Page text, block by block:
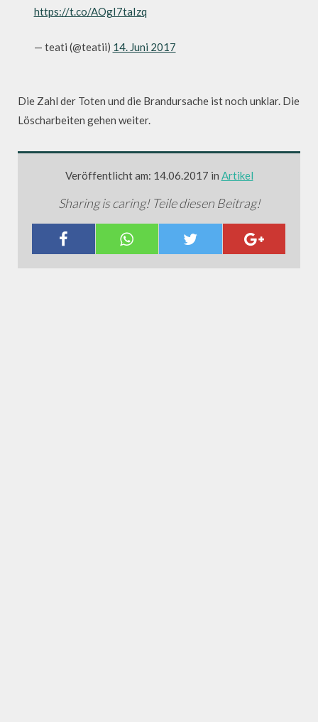
https://t.co/AOgI7taIzq
— teati (@teatii) 14. Juni 2017
Die Zahl der Toten und die Brandursache ist noch unklar. Die
Löscharbeiten gehen weiter.
Veröffentlicht am: 14.06.2017 in Artikel
Sharing is caring! Teile diesen Beitrag!